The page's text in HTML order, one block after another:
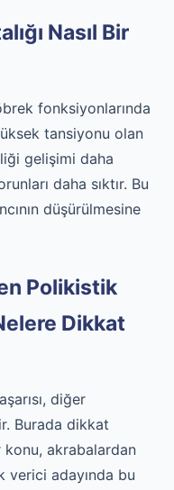
Nasıl Bir
fonksiyonlarında
tansiyonu olan
gelişimi daha
daha sıktır. Bu
düşürülmesine
Polikistik
Dikkat
diğer
Burada dikkat
akrabalardan
verici adayında bu